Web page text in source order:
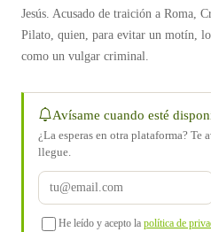
Jesús. Acusado de traición a Roma,
Pilato, quien, para evitar un motín,
como un vulgar criminal.
Avísame cuando esté
¿La esperas en otra plataforma? Te
llegue.
He leído y acepto la política de